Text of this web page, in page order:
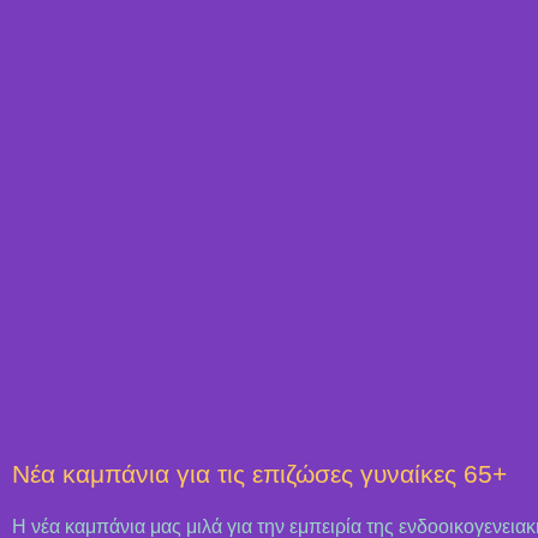
Νέα καμπάνια για τις επιζώσες γυναίκες 65+
Η νέα καμπάνια μας μιλά για την εμπειρία της